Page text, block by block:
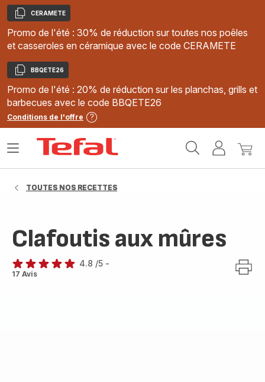
Copier
CERAMETE
Promo de l'été : 30% de réduction sur toutes nos poêles
et casseroles en céramique avec le code CERAMETE
Copier
BBQETE26
Promo de l'été : 20% de réduction sur les planchas, grills et
barbecues avec le code BBQETE26
Conditions de l'offre
MonMon
Ouvrir
TOUTES NOS RECETTES
Clafoutis aux mûres
ratings.4.8
4.8 /5 -
17 Avis